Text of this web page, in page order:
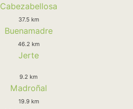
Cabezabellosa
37.5 km
Buenamadre
46.2 km
Jerte
9.2 km
Madroñal
19.9 km